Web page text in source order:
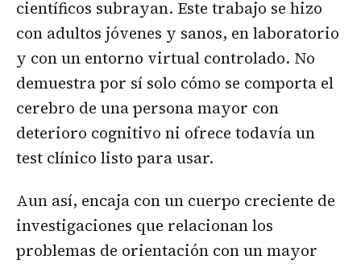
científicos subrayan. Este trabajo se hizo
con adultos jóvenes y sanos, en laboratorio
y con un entorno virtual controlado. No
demuestra por sí solo cómo se comporta el
cerebro de una persona mayor con
deterioro cognitivo ni ofrece todavía un
test clínico listo para usar.
Aun así, encaja con un cuerpo creciente de
investigaciones que relacionan los
problemas de orientación con un mayor